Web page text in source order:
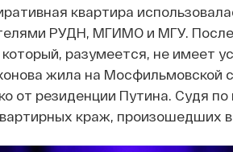
квартира
РУДН, МГИМО и МГУ.
разумеется, не имеет
жила на Мосфильмовской
от резиденции Путина. Судя
краж, произошедших